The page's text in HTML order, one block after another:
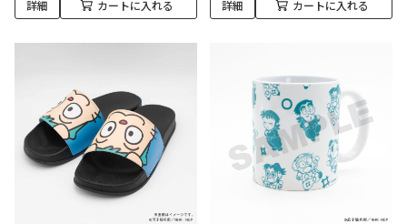
詳細 カートに入れる 詳細 カートに入れる